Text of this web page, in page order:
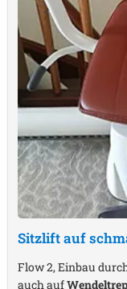
Sitzlift auf
Flow 2, Einbau
auch auf